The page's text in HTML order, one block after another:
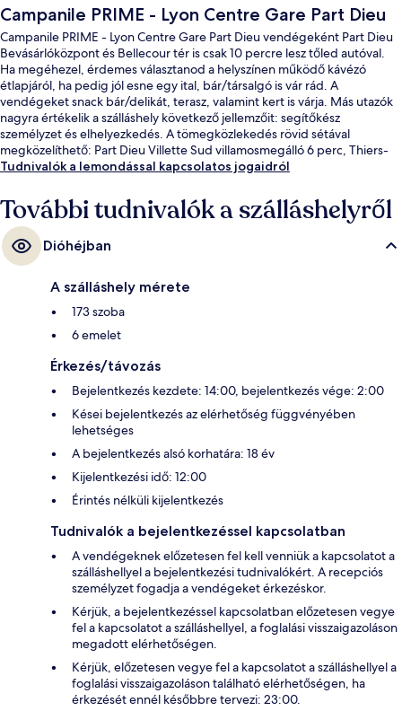
Campanile PRIME - Lyon Centre Gare Part Dieu
Campanile PRIME - Lyon Centre Gare Part Dieu vendégeként Part Dieu
Bevásárlóközpont és Bellecour tér is csak 10 percre lesz tőled autóval.
Ha megéhezel, érdemes választanod a helyszínen működő kávézó
étlapjáról, ha pedig jól esne egy ital, bár/társalgó is vár rád. A
vendégeket snack bár/delikát, terasz, valamint kert is várja. Más utazók
nagyra értékelik a szálláshely következő jellemzőit: segítőkész
személyzet és elhelyezkedés. A tömegközlekedés rövid sétával
megközelíthető: Part Dieu Villette Sud villamosmegálló 6 perc, Thiers-
Lafayette villamosmegálló pedig 6 perc séta.
Tudnivalók a lemondással kapcsolatos jogaidról
További tudnivalók a szálláshelyről
Dióhéjban
A szálláshely mérete
173 szoba
6 emelet
Érkezés/távozás
Bejelentkezés kezdete: 14:00, bejelentkezés vége: 2:00
Kései bejelentkezés az elérhetőség függvényében
lehetséges
A bejelentkezés alsó korhatára: 18 év
Kijelentkezési idő: 12:00
Érintés nélküli kijelentkezés
Tudnivalók a bejelentkezéssel kapcsolatban
A vendégeknek előzetesen fel kell venniük a kapcsolatot a
szálláshellyel a bejelentkezési tudnivalókért. A recepciós
személyzet fogadja a vendégeket érkezéskor.
Kérjük, a bejelentkezéssel kapcsolatban előzetesen vegye
fel a kapcsolatot a szálláshellyel, a foglalási visszaigazoláson
megadott elérhetőségen.
Kérjük, előzetesen vegye fel a kapcsolatot a szálláshellyel a
foglalási visszaigazoláson található elérhetőségen, ha
érkezését ennél későbbre tervezi: 23:00.